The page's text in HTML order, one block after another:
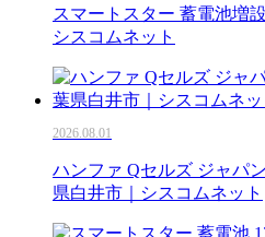
スマートスター 蓄電池増
シスコムネット
2026.08.01
ハンファ Qセルズ ジャパ
県白井市｜シスコムネット